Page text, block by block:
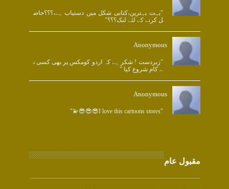
"بہت بہترین،کتابی شکل میں دستیاب ہے،؟؟؟حاص
ل کرنے کے لئے لنک؟؟؟"
Anonymous
"زبردست ! شکر ہے کہ اردو کومکس پر بھی کسی ن
ے کام شروع کیا "
Anonymous
"I love this cartoons stores😎😎😎💫"
مقبول عام